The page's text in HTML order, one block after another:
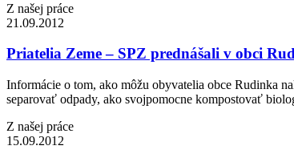
Z našej práce
21.09.2012
Priatelia Zeme – SPZ prednášali v obci
Informácie o tom, ako môžu obyvatelia obce Rudinka
separovať odpady, ako svojpomocne kompostovať
Z našej práce
15.09.2012